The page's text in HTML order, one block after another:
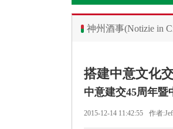
神州酒事(Notizie in
搭建中意文化
中意建交45周年
2015-12-14 11:42:55 作者